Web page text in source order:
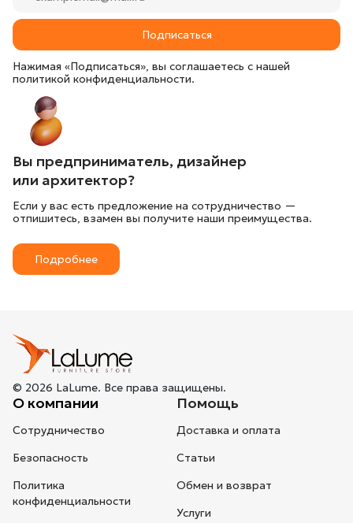
Подписаться
Нажимая «Подписаться», вы соглашаетесь с нашей
политикой конфиденциальности.
Вы предприниматель, дизайнер
или архитектор?
Если у вас есть предложение на сотрудничество —
отпишитесь, взамен вы получите наши преимущества.
Подробнее
© 2026 LaLume. Все права защищены.
О компании
Сотрудничество
Безопасность
Политика
конфиденциальности
Помощь
Доставка и оплата
Статьи
Обмен и возврат
Услуги